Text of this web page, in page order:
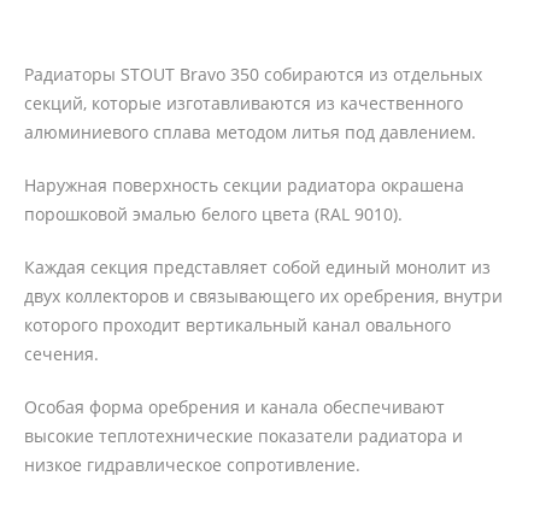
Радиаторы STOUT Bravo 350 собираются из отдельных
секций, которые изготавливаются из качественного
алюминиевого сплава методом литья под давлением.
Наружная поверхность секции радиатора окрашена
порошковой эмалью белого цвета (RAL 9010).
Каждая секция представляет собой единый монолит из
двух коллекторов и связывающего их оребрения, внутри
которого проходит вертикальный канал овального
сечения.
Особая форма оребрения и канала обеспечивают
высокие теплотехнические показатели радиатора и
низкое гидравлическое сопротивление.